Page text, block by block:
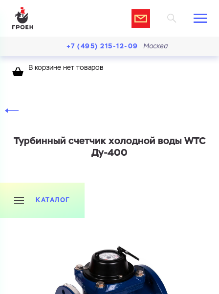
+7 (495) 215-12-09 Москва
В корзине нет товаров
Турбинный счетчик холодной воды WTC
Ду-400
КАТАЛОГ